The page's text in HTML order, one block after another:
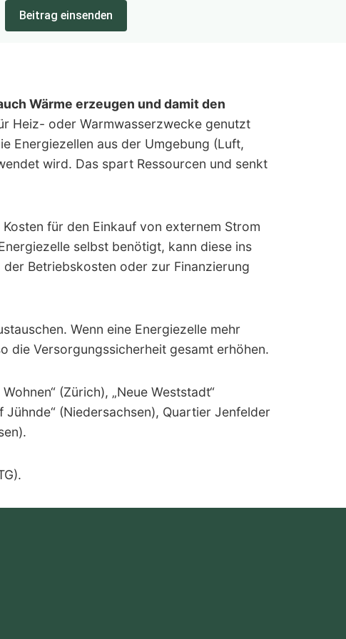
Beitrag einsenden
Wärme erzeugen und damit den
Heiz- oder Warmwasserzwecke genutzt
Energiezellen aus der Umgebung (Luft,
wird. Das spart Ressourcen und senkt
für den Einkauf von externem Strom
selbst benötigt, kann diese ins
Betriebskosten oder zur Finanzierung
Wenn eine Energiezelle mehr
die Versorgungssicherheit gesamt erhöhen.
(Zürich), „Neue Weststadt“
(Niedersachsen), Quartier Jenfelder